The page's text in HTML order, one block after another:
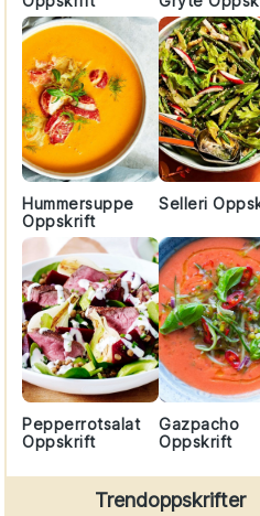
Hummersuppe
Oppskrift
Selleri
Pepperrotsalat
Oppskrift
Gazpacho
Oppskrift
Trendoppskrifter